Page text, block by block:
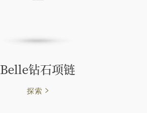
Belle钻石项链
探索